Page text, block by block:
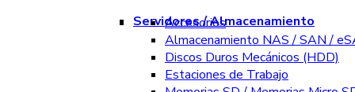
Servidores / Almacenamiento
Accesorios
Almacenamiento NAS / SAN /
Discos Duros Mecánicos (HDD)
Estaciones de Trabajo